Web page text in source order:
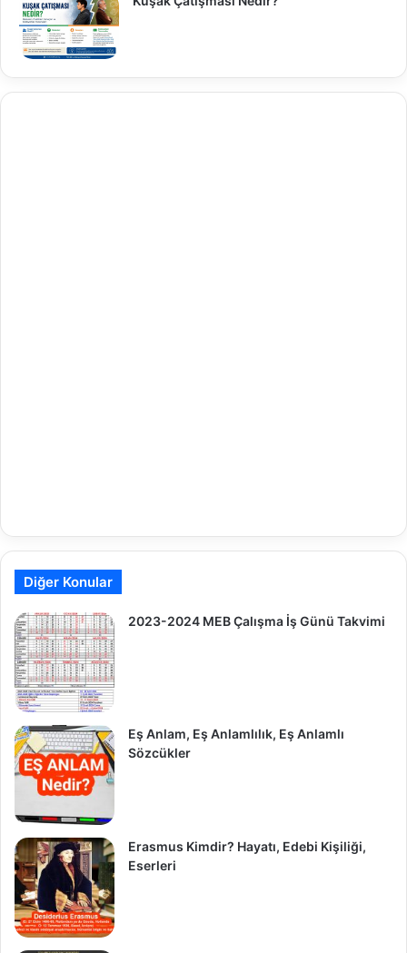
Diğer Konular
2023-2024 MEB Çalışma İş Günü Takvimi
Eş Anlam, Eş Anlamlılık, Eş Anlamlı
Sözcükler
Erasmus Kimdir? Hayatı, Edebi Kişiliği,
Eserleri